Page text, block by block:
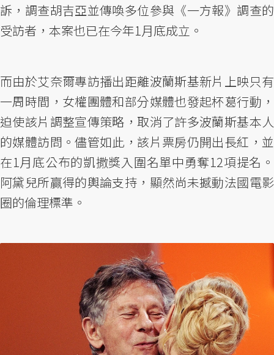
訴，調查胡吉亞並傳喚多位參與《一方報》調查的
受訪者，本案也已在今年1月底成立。
而由於艾奈爾專訪播出距離波蘭斯基新片上映只有
一周時間，女權團體和部分媒體也發起杯葛行動，
迫使該片調整宣傳策略，取消了許多波蘭斯基本人
的媒體訪問。儘管如此，該片票房仍開出長紅，並
在1月底公布的凱撒獎入圍名單中勇奪12項提名。
阿黛兒所贏得的輿論支持，顯然尚未撼動法國電影
圈的倫理標準。